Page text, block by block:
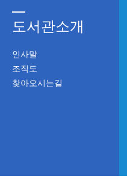
도서관소개
인사말
조직도
찾아오시는길